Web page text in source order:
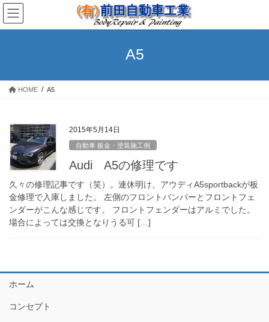
コ
ン
テ
ス
ナ
ビ
ゲ
ン
A5
HOME A5
2015年5月14日
自動車 板金・塗装施工例
Audi A5の修理です
久々の修理記事です（笑）。連休明け、アウディA5sportbackが板
金修理で入庫しました。 左側のフロントバンパーとフロントフェ
ンダーがこんな感じです。 フロントフェンダーはアルミでした。
場合によっては交換となりうる可 […]
ホーム
コンセプト